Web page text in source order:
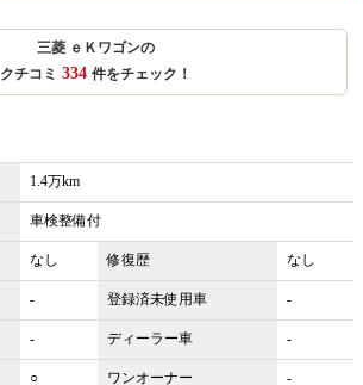
三菱 ｅＫワゴンの
クチコミ 334 件をチェック！
1.4万km
車検整備付
なし 修復歴 なし
- 登録済未使用車 -
- ディーラー車 -
○ ワンオーナー -